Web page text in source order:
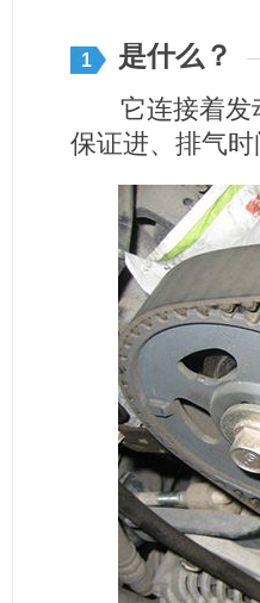
1 是什么？
它连接着发动
保证进、排气时